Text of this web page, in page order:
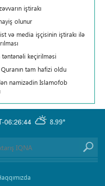
iştirakı
olunur
və media işçisinin iştirakı ilə
keçirilməsi
tam hafizi oldu
namizədin İslamofob
06:26:44 8.99°